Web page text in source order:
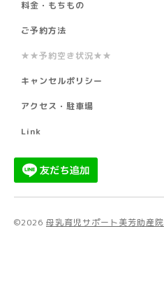
料金・もちもの
ご予約方法
★★予約空き状況★★
キャンセルポリシー
アクセス・駐車場
Link
©2026 母乳育児サポート美芳助産院